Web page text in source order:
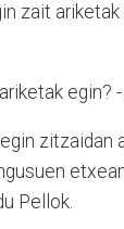
zait
egin?
zitzaidan
Pellok.